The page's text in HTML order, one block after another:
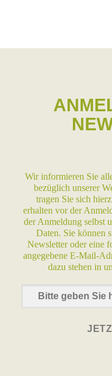
Wir informieren Sie
bezüglich unserer
tragen Sie sich
erhalten vor der
der Anmeldung selbst
Daten. Sie können
Newsletter oder eine
angegebene E-Mail-
dazu stehen in